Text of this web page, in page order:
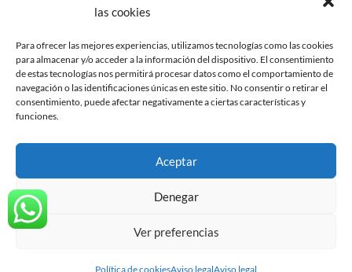
las cookies
Para ofrecer las mejores experiencias, utilizamos tecnologías como las cookies
para almacenar y/o acceder a la información del dispositivo. El consentimiento
de estas tecnologías nos permitirá procesar datos como el comportamiento de
navegación o las identificaciones únicas en este sitio. No consentir o retirar el
consentimiento, puede afectar negativamente a ciertas características y
funciones.
Aceptar
Denegar
Ver preferencias
Política de cookiesAviso legalAviso legal
DERROTA TUS DEUDAS:Ley de Segunda Oportunidad
Aviso Legal|Política de Privacidad